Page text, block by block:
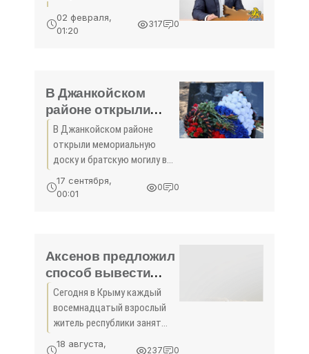
экономики,
инвестиций и
руководитель -
«Новости
Феодосии»
02 февраля,
01:20
317 0
В Джанкойском
районе открыли
мемориальную
доску в честь
погибших лётчиков
Ми-28 - «Новости
Крыма»
В Джанкойском районе
открыли мемориальную
доску и братскую могилу в
честь военных ВС РФ,
сообщили в пресс-службе
17 сентября,
00:01
0 0
Аксенов предложил
способ вывести
частных
квартиросдатчиков
Крыма из тени —
ввести патентную
Сегодня в Крыму каждый
восемнадцатый взрослый
житель республики занят
непосредственно в сфере
18 августа,
237 0